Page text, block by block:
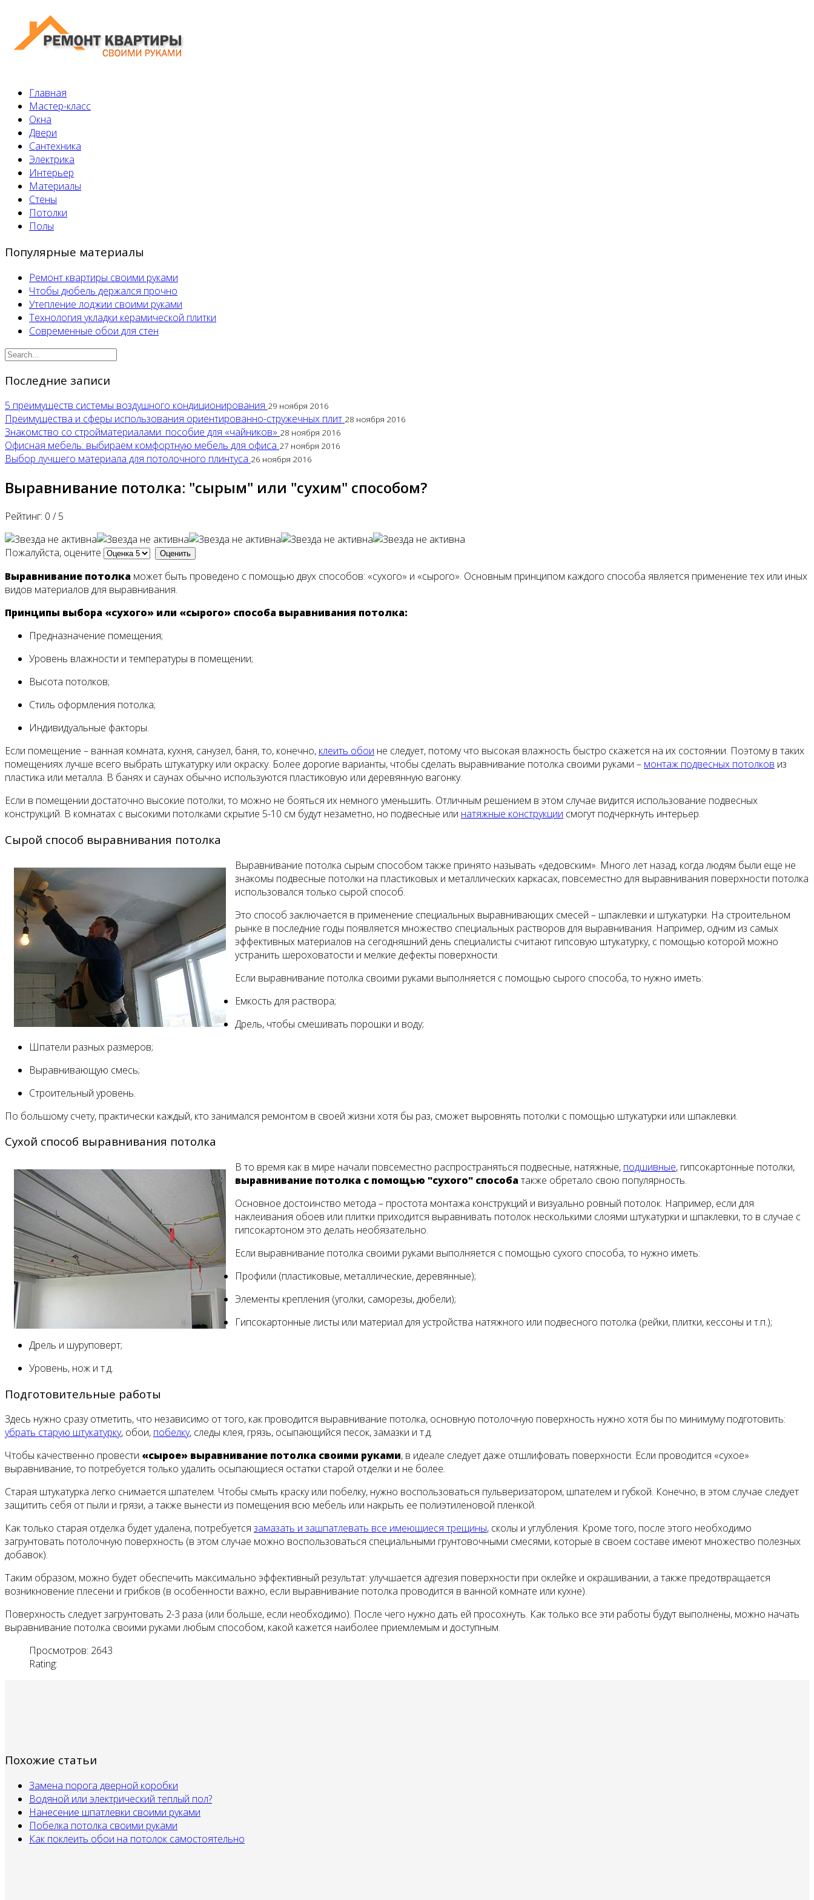
Главная
Мастер-класс
Окна
Двери
Сантехника
Электрика
Интерьер
Материалы
Стены
Потолки
Полы
Популярные материалы
Ремонт квартиры своими руками
Чтобы дюбель держался прочно
Утепление лоджии своими руками
Технология укладки керамической плитки
Современные обои для стен
Последние записи
5 преимуществ системы воздушного кондиционирования 29 ноября 2016
Преимущества и сферы использования ориентированно-стружечных плит 28 ноября 2016
Знакомство со стройматериалами: пособие для «чайников» 28 ноября 2016
Офисная мебель: выбираем комфортную мебель для офиса 27 ноября 2016
Выбор лучшего материала для потолочного плинтуса 26 ноября 2016
Выравнивание потолка: "сырым" или "сухим" способом?
Рейтинг: 0 /5
Пожалуйста, оцените
Выравнивание потолка может быть проведено с помощью двух способов: «сухого» и «сырого». Основным принципом каждого способа является применение тех или иных
видов материалов для выравнивания.
Принципы выбора «сухого» или «сырого» способа выравнивания потолка:
Предназначение помещения;
Уровень влажности и температуры в помещении;
Высота потолков;
Стиль оформления потолка;
Индивидуальные факторы.
Если помещение – ванная комната, кухня, санузел, баня, то, конечно, клеить обои не следует, потому что высокая влажность быстро скажется на их состоянии. Поэтому в таких
помещениях лучше всего выбрать штукатурку или окраску. Более дорогие варианты, чтобы сделать выравнивание потолка своими руками – монтаж подвесных потолков из
пластика или металла. В банях и саунах обычно используются пластиковую или деревянную вагонку.
Если в помещении достаточно высокие потолки, то можно не бояться их немного уменьшить. Отличным решением в этом случае видится использование подвесных
конструкций. В комнатах с высокими потолками скрытие 5-10 см будут незаметно, но подвесные или натяжные конструкции смогут подчеркнуть интерьер.
Сырой способ выравнивания потолка
Выравнивание потолка сырым способом также принято называть «дедовским». Много лет назад, когда людям были еще не
знакомы подвесные потолки на пластиковых и металлических каркасах, повсеместно для выравнивания поверхности потолка
использовался только сырой способ.
Это способ заключается в применение специальных выравнивающих смесей – шпаклевки и штукатурки. На строительном
рынке в последние годы появляется множество специальных растворов для выравнивания. Например, одним из самых
эффективных материалов на сегодняшний день специалисты считают гипсовую штукатурку, с помощью которой можно
устранить шероховатости и мелкие дефекты поверхности.
Если выравнивание потолка своими руками выполняется с помощью сырого способа, то нужно иметь:
Емкость для раствора;
Дрель, чтобы смешивать порошки и воду;
Шпатели разных размеров;
Выравнивающую смесь;
Строительный уровень.
По большому счету, практически каждый, кто занимался ремонтом в своей жизни хотя бы раз, сможет выровнять потолки с помощью штукатурки или шпаклевки.
Сухой способ выравнивания потолка
В то время как в мире начали повсеместно распространяться подвесные, натяжные, подшивные, гипсокартонные потолки,
выравнивание потолка с помощью "сухого" способатакже обретало свою популярность.
Основное достоинство метода – простота монтажа конструкций и визуально ровный потолок. Например, если для
наклеивания обоев или плитки приходится выравнивать потолок несколькими слоями штукатурки и шпаклевки, то в случае с
гипсокартоном это делать необязательно.
Если выравнивание потолка своими руками выполняется с помощью сухого способа, то нужно иметь:
Профили (пластиковые, металлические, деревянные);
Элементы крепления (уголки, саморезы, дюбели);
Гипсокартонные листы или материал для устройства натяжного или подвесного потолка (рейки, плитки, кессоны и т.п.);
Дрель и шуруповерт;
Уровень, нож и т.д.
Подготовительные работы
Здесь нужно сразу отметить, что независимо от того, как проводится выравнивание потолка, основную потолочную поверхность нужно хотя бы по минимуму подготовить:
убрать старую штукатурку, обои, побелку, следы клея, грязь, осыпающийся песок, замазки и т.д.
Чтобы качественно провести «сырое» выравнивание потолка своими руками, в идеале следует даже отшлифовать поверхности. Если проводится «сухое»
выравнивание, то потребуется только удалить осыпающиеся остатки старой отделки и не более.
Старая штукатурка легко снимается шпателем. Чтобы смыть краску или побелку, нужно воспользоваться пульверизатором, шпателем и губкой. Конечно, в этом случае следует
защитить себя от пыли и грязи, а также вынести из помещения всю мебель или накрыть ее полиэтиленовой пленкой.
Как только старая отделка будет удалена, потребуется замазать и зашпатлевать все имеющиеся трещины, сколы и углубления. Кроме того, после этого необходимо
загрунтовать потолочную поверхность (в этом случае можно воспользоваться специальными грунтовочными смесями, которые в своем составе имеют множество полезных
добавок).
Таким образом, можно будет обеспечить максимально эффективный результат: улучшается адгезия поверхности при оклейке и окрашивании, а также предотвращается
возникновение плесени и грибков (в особенности важно, если выравнивание потолка проводится в ванной комнате или кухне).
Поверхность следует загрунтовать 2-3 раза (или больше, если необходимо). После чего нужно дать ей просохнуть. Как только все эти работы будут выполнены, можно начать
выравнивание потолка своими руками любым способом, какой кажется наиболее приемлемым и доступным.
Просмотров: 2643
Rating:
Похожие статьи
Замена порога дверной коробки
Водяной или электрический теплый пол?
Нанесение шпатлевки своими руками
Побелка потолка своими руками
Как поклеить обои на потолок самостоятельно